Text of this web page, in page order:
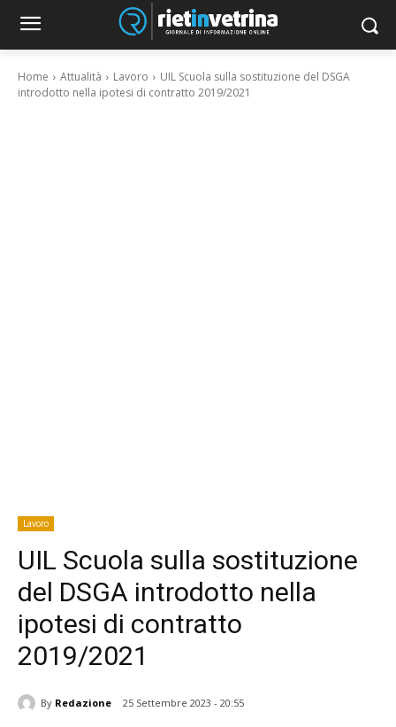
Home Attualità Lavoro
UIL Scuola sulla sostituzione del DSGA
introdotto nella ipotesi di contratto 2019/2021
Lavoro
UIL Scuola sulla sostituzione
del DSGA introdotto nella
ipotesi di contratto
2019/2021
By Redazione 25 Settembre 2023 - 20:55